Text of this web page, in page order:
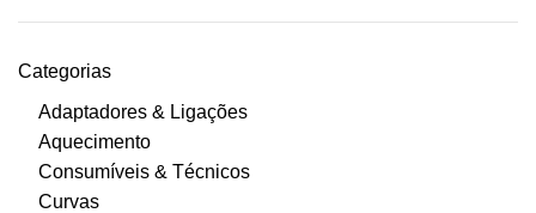
Categorias
Adaptadores & Ligações
Aquecimento
Consumíveis & Técnicos
Curvas